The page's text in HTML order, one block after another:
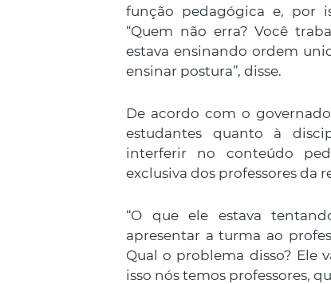
função pedagógica e, por
“Quem não erra? Você
estava ensinando ordem
ensinar postura”, disse.
De acordo com o
estudantes quanto à
interferir no conteúdo
exclusiva dos professores da
“O que ele estava
apresentar a turma ao
Qual o problema disso? Ele
isso nós temos professores,